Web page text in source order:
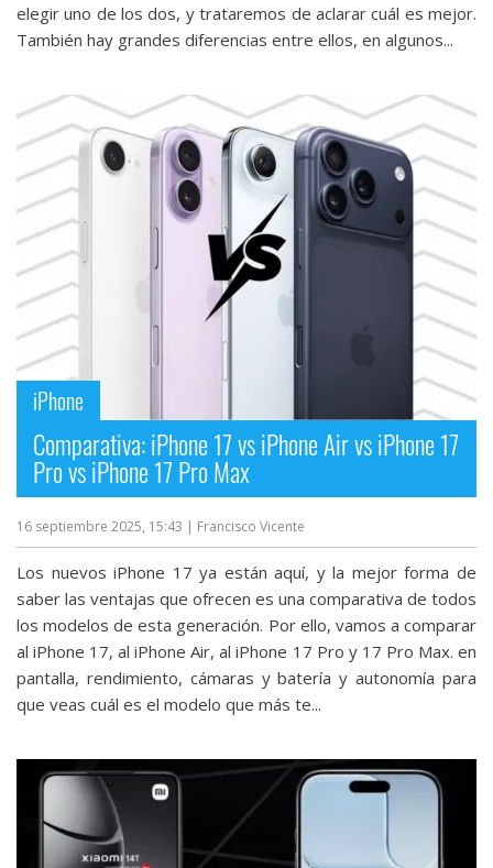
elegir uno de los dos, y trataremos de aclarar cuál es mejor.
También hay grandes diferencias entre ellos, en algunos...
iPhone
Comparativa: iPhone 17 vs iPhone Air vs iPhone 17
Pro vs iPhone 17 Pro Max
16 septiembre 2025, 15:43 | Francisco Vicente
Los nuevos iPhone 17 ya están aquí, y la mejor forma de
saber las ventajas que ofrecen es una comparativa de todos
los modelos de esta generación. Por ello, vamos a comparar
al iPhone 17, al iPhone Air, al iPhone 17 Pro y 17 Pro Max. en
pantalla, rendimiento, cámaras y batería y autonomía para
que veas cuál es el modelo que más te...